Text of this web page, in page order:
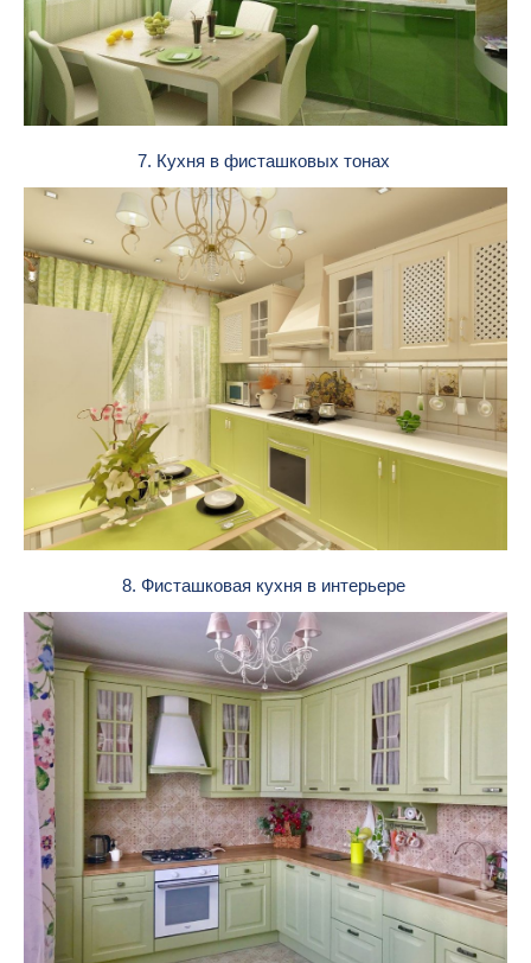
7. Кухня в фисташковых тонах
8. Фисташковая кухня в интерьере